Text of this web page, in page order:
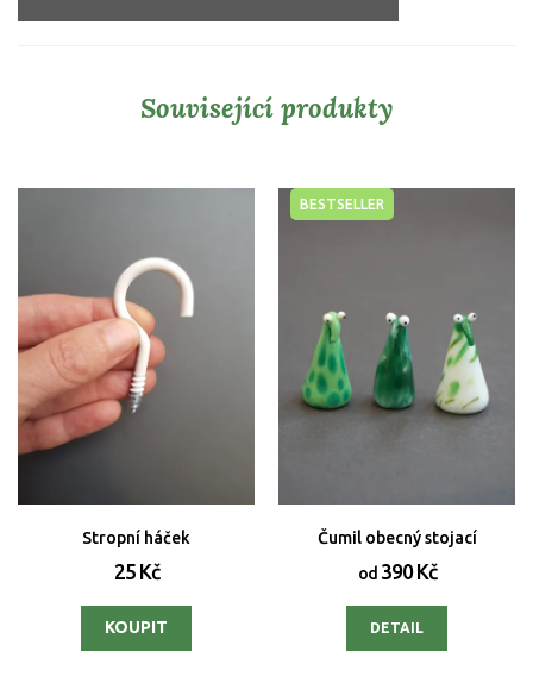
Související produkty
Stropní háček
25 Kč
BESTSELLER
Čumil obecný stojací
od390 Kč
DETAIL